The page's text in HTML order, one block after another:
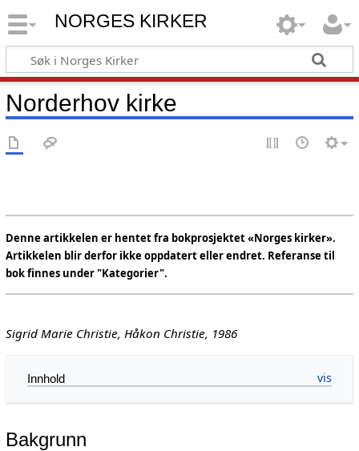
NORGES KIRKER
Norderhov kirke
Denne artikkelen er hentet fra bokprosjektet «Norges kirker».
Artikkelen blir derfor ikke oppdatert eller endret. Referanse til
bok finnes under "Kategorier".
Sigrid Marie Christie, Håkon Christie, 1986
Innhold
Bakgrunn